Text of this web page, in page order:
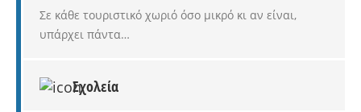
Σε κάθε τουριστικό χωριό όσο μικρό κι αν είναι,
υπάρχει πάντα…
Σχολεία